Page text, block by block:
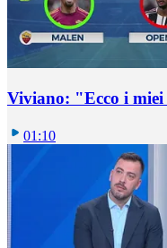
Viviano: "Ecco i
01:10